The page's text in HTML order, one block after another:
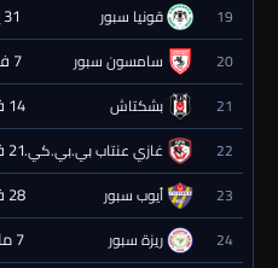
19 قونيا سبور 31 يناير 2027 - 19:00
20 سامسون سبور 7 فبراير 2027 - 19:00
21 بشكتاش 14 فبراير 2027 - 19:00
22 غازي عنتاب بي.بي.كي.21 فبراير 2027 - 19:00
23 أيوب سبور 28 فبراير 2027 - 19:00
24 ريزة سبور 7 مارس 2027 - 19:00